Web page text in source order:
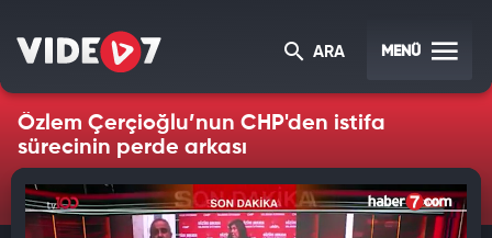
ARA MENÜ
Özlem Çerçioğlu’nun CHP'den istifa
sürecinin perde arkası